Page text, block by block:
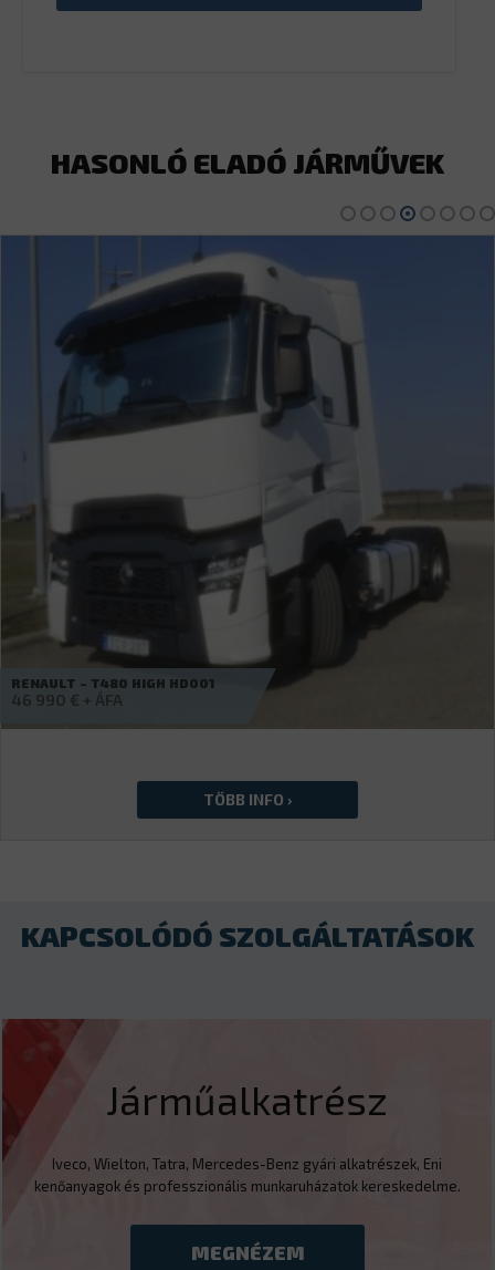
HASONLÓ ELADÓ JÁRMŰVEK
VOLVO – FH 460
77 490 €
KAPCSOLÓDÓ SZOLGÁLTATÁSOK
Járműalkatrész
Iveco, Wielton, Tatra, Mercedes-Benz gyári alkatrészek, Eni
kenőanyagok és professzionális munkaruházatok kereskedelme.
MEGNÉZEM